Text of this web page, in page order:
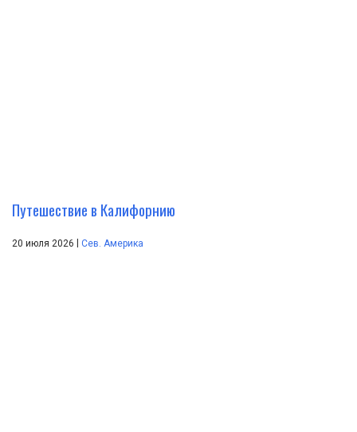
Путешествие в Калифорнию
20 июля 2026 | Сев. Америка